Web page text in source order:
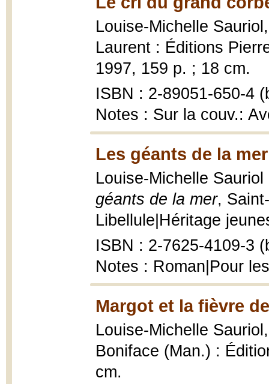
Louise-Michelle
Laurent : Éditions
1997, 159 p. ; 18 cm.
ISBN : 2-89051-650-4
Notes : Sur la couv.:
Les géants de la
Louise-Michelle
géants de la mer,
Libellule|Héritage
ISBN : 2-7625-4109-3
Notes : Roman|Pour
Margot et la fièvre
Louise-Michelle
Boniface (Man.) :
cm.